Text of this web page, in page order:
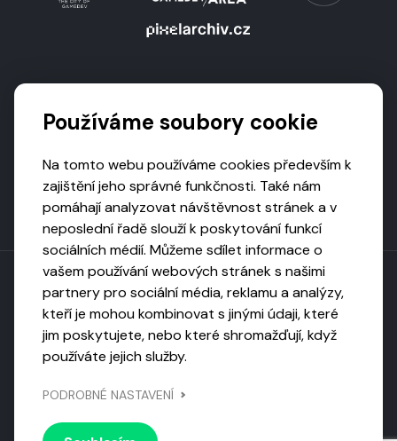
Toto dílo podléhá licenci CC BY-NC-ND
Uveďte původ, neužívejte komerčně, nezpracovávejte.
Národní knihovnou ČR
Používáme soubory cookie
Na tomto webu používáme cookies především k
zajištění jeho správné funkčnosti. Také nám
pomáhají analyzovat návštěvnost stránek a v
neposlední řadě slouží k poskytování funkcí
sociálních médií. Můžeme sdílet informace o
vašem používání webových stránek s našimi
partnery pro sociální média, reklamu a analýzy,
kteří je mohou kombinovat s jinými údaji, které
jim poskytujete, nebo které shromažďují, když
používáte jejich služby.
PODROBNÉ NASTAVENÍ